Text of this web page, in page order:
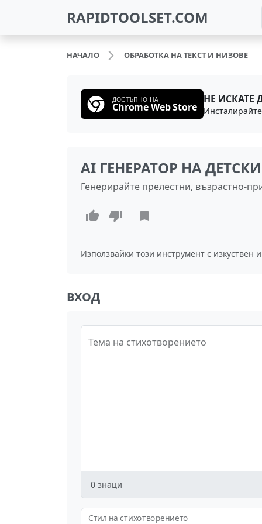
RAPIDTOOLSET.COM
НАЧАЛО ОБРАБОТКА НА ТЕКСТ И НИЗОВЕ
ДОСТЪПНО НА
Chrome Web Store
НЕ ИСКАТЕ
AI ГЕНЕРАТОР НА
Генерирайте прелестни, възрастно-
Използвайки този инструмент с изкуствен
ВХОД
Тема на стихотворението
0 знаци
Стил на стихотворението